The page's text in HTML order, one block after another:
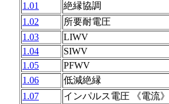
1.01
絶縁協調
1.02
所要耐電圧
1.03
LIWV
1.04
SIWV
1.05
PFWV
1.06
低減絶縁
1.07
インパルス電圧 《電流》